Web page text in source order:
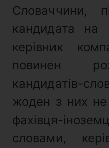
Словаччини,
кандидата на
керівник
повинен
кандидатів-
жоден з них не
фахівця-
словами,